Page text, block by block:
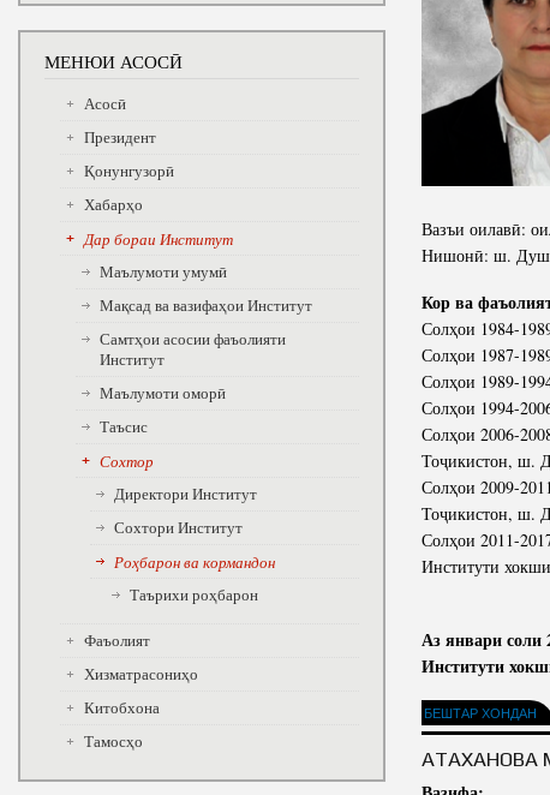
Вазъи оилавӣ:
Нишонӣ: ш.
Кор ва
Солҳои 1984-
Солҳои 1987-
Солҳои 1989-
Солҳои 1994-
Солҳои 2006-
Тоҷикистон, ш.
Солҳои 2009-
Тоҷикистон, ш.
Солҳои 2011-
Институти
Аз январи соли
Институти
БЕШТАР ХОНДАН
АТАХАНОВА
МЕНЮИ АСОСӢ
Асосӣ
Президент
Қонунгузорӣ
Хабарҳо
Дар бораи Институт
Маълумоти умумӣ
Мақсад ва вазифаҳои Институт
Самтҳои асосии фаъолияти
Институт
Маълумоти оморӣ
Таъсис
Сохтор
Директори Институт
Сохтори Институт
Роҳбарон ва кормандон
Таърихи роҳбарон
Фаъолият
Хизматрасониҳо
Китобхона
Тамосҳо